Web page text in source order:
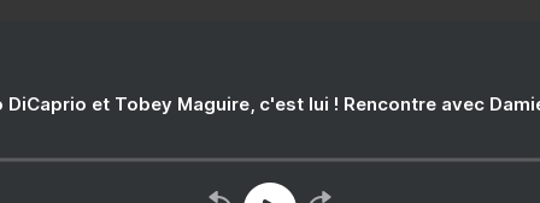
DiCaprio et Tobey Maguire, c'est lui ! Rencontre avec